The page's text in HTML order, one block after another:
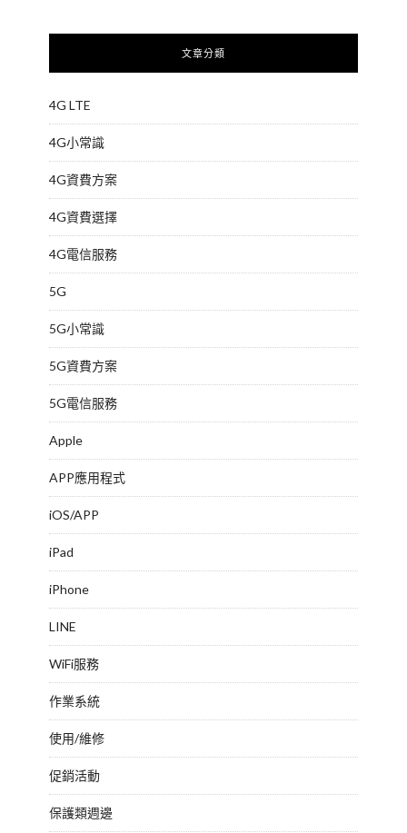
文章分類
4G LTE
4G小常識
4G資費方案
4G資費選擇
4G電信服務
5G
5G小常識
5G資費方案
5G電信服務
Apple
APP應用程式
iOS/APP
iPad
iPhone
LINE
WiFi服務
作業系統
使用/維修
促銷活動
保護類週邊